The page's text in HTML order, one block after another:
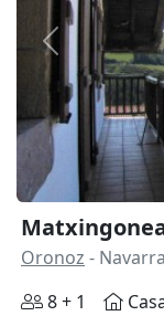
Anterior
Oronoz - Navarra
8 + 1